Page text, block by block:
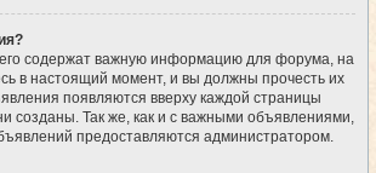
содержат важную информацию для форума, на
в настоящий момент, и вы должны прочесть их
появляются вверху каждой страницы
созданы. Так же, как и с важными объявлениями,
предоставляются администратором.